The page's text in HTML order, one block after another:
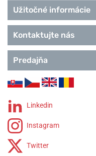
Užitočné informácie
Kontaktujte nás
Predajňa
Linkedin
Instagram
Twitter